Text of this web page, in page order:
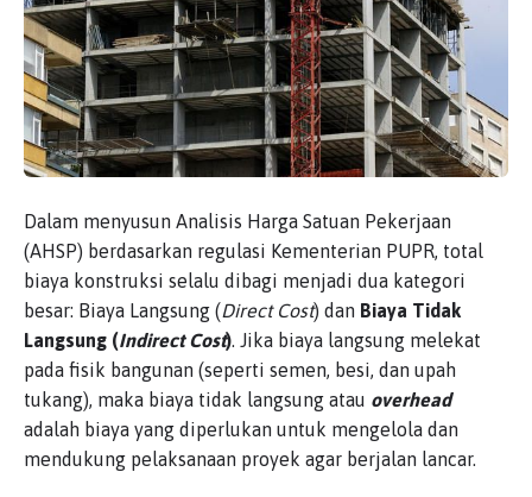
Dalam menyusun Analisis Harga Satuan Pekerjaan
(AHSP) berdasarkan regulasi Kementerian PUPR, total
biaya konstruksi selalu dibagi menjadi dua kategori
besar: Biaya Langsung (Direct Cost) dan Biaya Tidak
Langsung (Indirect Cost). Jika biaya langsung melekat
pada fisik bangunan (seperti semen, besi, dan upah
tukang), maka biaya tidak langsung atau overhead
adalah biaya yang diperlukan untuk mengelola dan
mendukung pelaksanaan proyek agar berjalan lancar.